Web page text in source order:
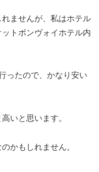
ませんが、私はホテル
トボンヴォイホテル内
ったので、かなり安い
いと思います。
かもしれません。